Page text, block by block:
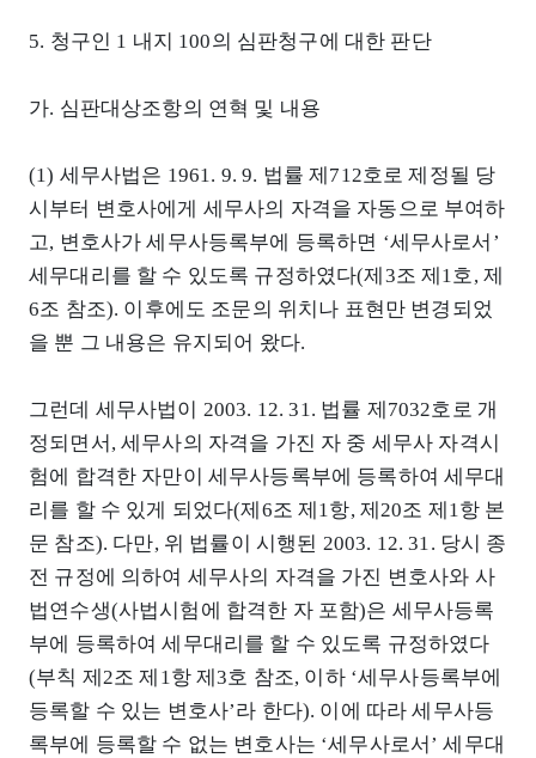
5. 청구인 1 내지 100의 심판청구에 대한 판단
가. 심판대상조항의 연혁 및 내용
(1) 세무사법은 1961. 9. 9. 법률 제712호로 제정될 당
시부터 변호사에게 세무사의 자격을 자동으로 부여하
고, 변호사가 세무사등록부에 등록하면 ‘세무사로서’
세무대리를 할 수 있도록 규정하였다(제3조 제1호, 제
6조 참조). 이후에도 조문의 위치나 표현만 변경되었
을 뿐 그 내용은 유지되어 왔다.
그런데 세무사법이 2003. 12. 31. 법률 제7032호로 개
정되면서, 세무사의 자격을 가진 자 중 세무사 자격시
험에 합격한 자만이 세무사등록부에 등록하여 세무대
리를 할 수 있게 되었다(제6조 제1항, 제20조 제1항 본
문 참조). 다만, 위 법률이 시행된 2003. 12. 31. 당시 종
전 규정에 의하여 세무사의 자격을 가진 변호사와 사
법연수생(사법시험에 합격한 자 포함)은 세무사등록
부에 등록하여 세무대리를 할 수 있도록 규정하였다
(부칙 제2조 제1항 제3호 참조, 이하 ‘세무사등록부에
등록할 수 있는 변호사’라 한다). 이에 따라 세무사등
록부에 등록할 수 없는 변호사는 ‘세무사로서’ 세무대